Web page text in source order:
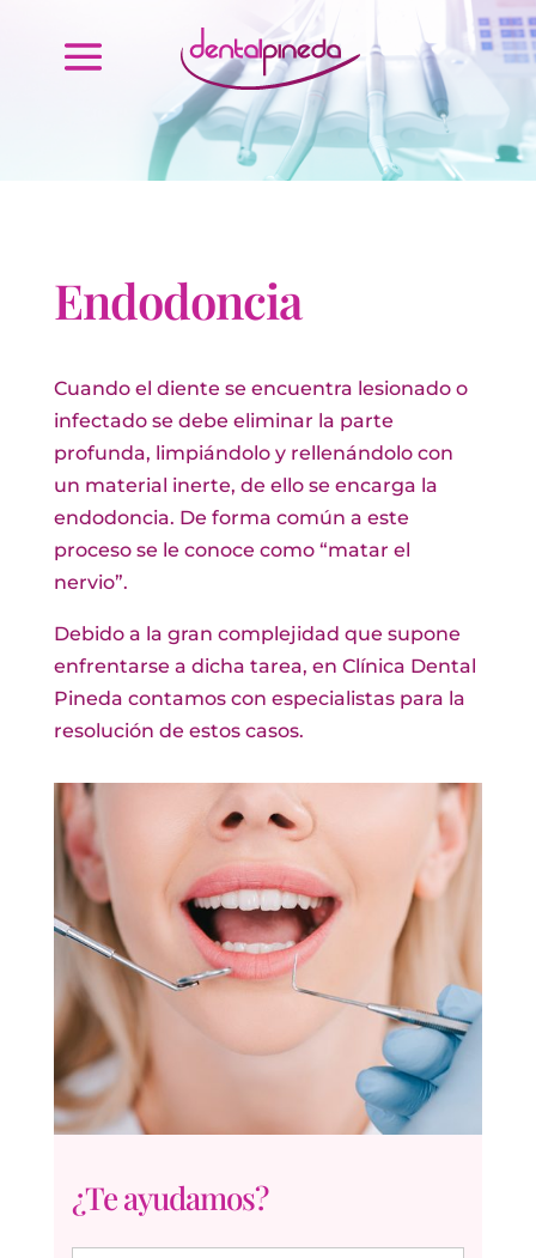
Endodoncia
Cuando el diente se encuentra lesionado o
infectado se debe eliminar la parte
profunda, limpiándolo y rellenándolo con
un material inerte, de ello se encarga la
endodoncia. De forma común a este
proceso se le conoce como “matar el
nervio”.
Debido a la gran complejidad que supone
enfrentarse a dicha tarea, en Clínica Dental
Pineda contamos con especialistas para la
resolución de estos casos.
¿Te ayudamos?